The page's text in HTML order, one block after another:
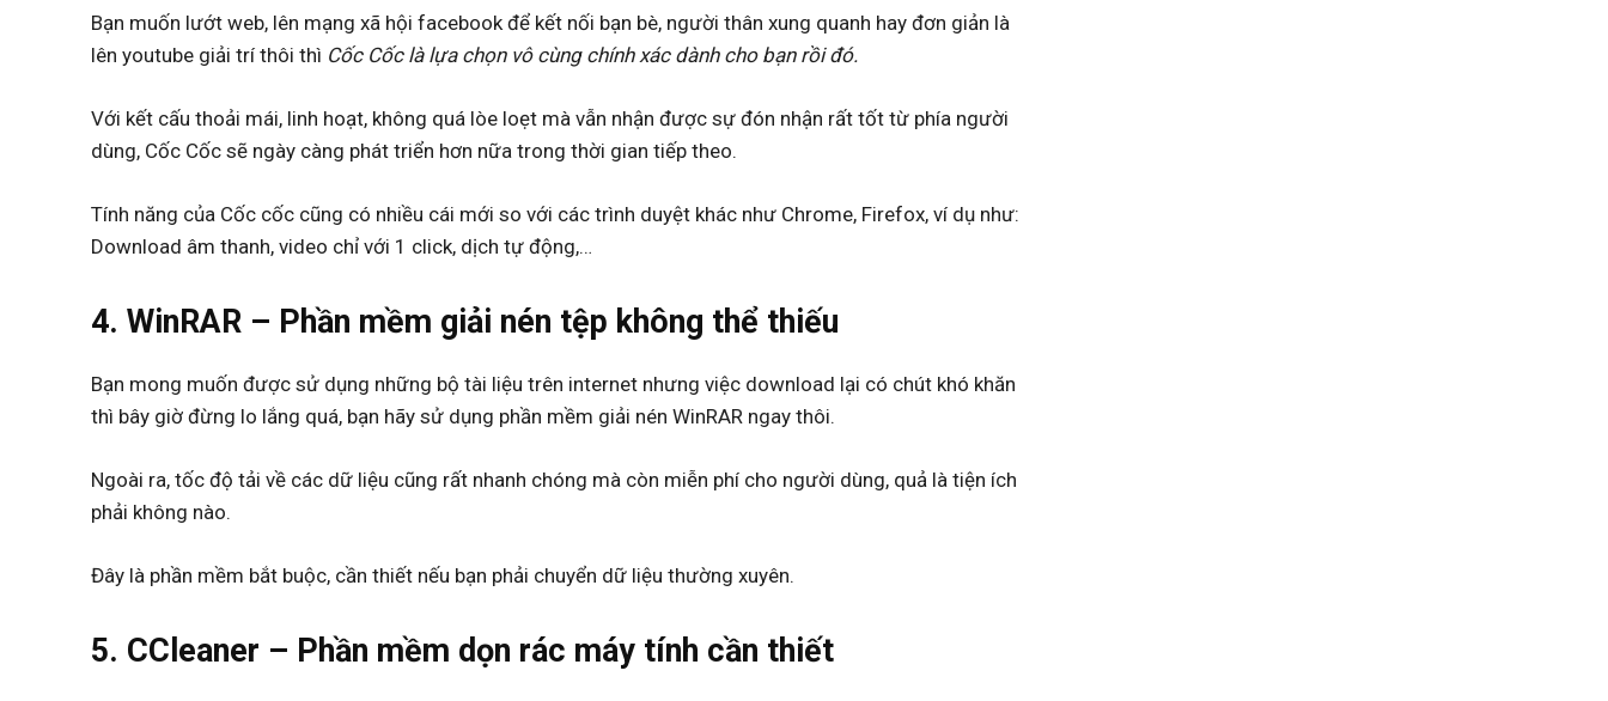
Bạn muốn lướt web, lên mạng xã hội facebook để kết nối bạn bè, người thân xung quanh hay đơn giản là
lên youtube giải trí thôi thì Cốc Cốc là lựa chọn vô cùng chính xác dành cho bạn rồi đó.
Với kết cấu thoải mái, linh hoạt, không quá lòe loẹt mà vẫn nhận được sự đón nhận rất tốt từ phía người
dùng, Cốc Cốc sẽ ngày càng phát triển hơn nữa trong thời gian tiếp theo.
Tính năng của Cốc cốc cũng có nhiều cái mới so với các trình duyệt khác như Chrome, Firefox, ví dụ như:
Download âm thanh, video chỉ với 1 click, dịch tự động,…
4. WinRAR – Phần mềm giải nén tệp không thể thiếu
Bạn mong muốn được sử dụng những bộ tài liệu trên internet nhưng việc download lại có chút khó khăn
thì bây giờ đừng lo lắng quá, bạn hãy sử dụng phần mềm giải nén WinRAR ngay thôi.
Ngoài ra, tốc độ tải về các dữ liệu cũng rất nhanh chóng mà còn miễn phí cho người dùng, quả là tiện ích
phải không nào.
Đây là phần mềm bắt buộc, cần thiết nếu bạn phải chuyển dữ liệu thường xuyên.
5. CCleaner – Phần mềm dọn rác máy tính cần thiết